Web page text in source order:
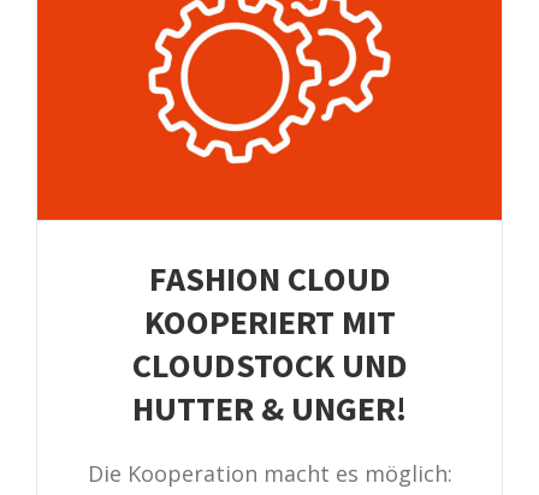
FASHION CLOUD
KOOPERIERT MIT
CLOUDSTOCK UND
HUTTER & UNGER!
Die Kooperation macht es möglich: